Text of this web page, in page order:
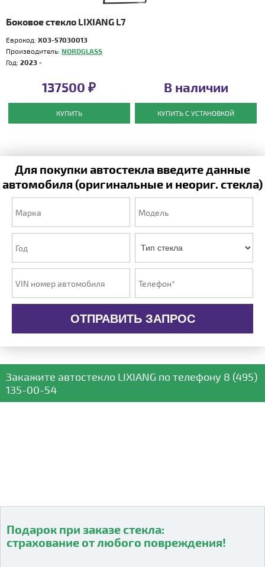
Боковое стекло LIXIANG L7
Еврокод: X03-57030013
Производитель: NORDGLASS
Год: 2023 -
137500 ₽
КУПИТЬ
В наличии
КУПИТЬ С УСТАНОВКОЙ
Для покупки автостекла введите данные
автомобиля (оригинальные и неориг. стекла)
ОТПРАВИТЬ ЗАПРОС
Закажите автостекло LIXIANG по телефону 8 (495)
135-00-54
Видео о компании
Подарок при заказе стекла:
страхование от любого повреждения!